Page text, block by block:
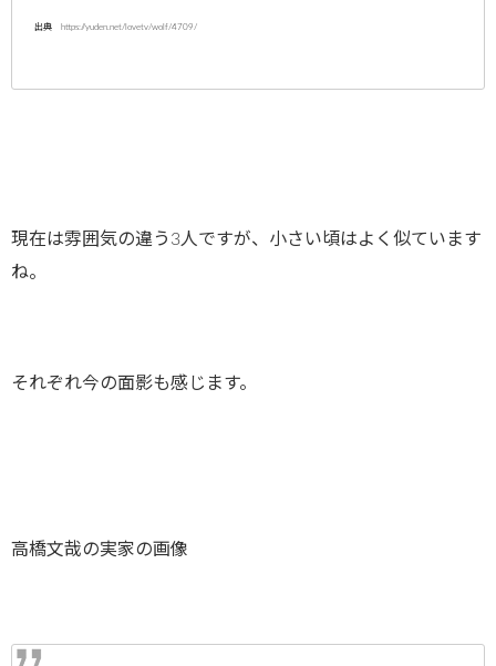
出典 https://yuden.net/lovetv/wolf/4709/
現在は雰囲気の違う3人ですが、小さい頃はよく似ています
ね。
それぞれ今の面影も感じます。
高橋文哉の実家の画像